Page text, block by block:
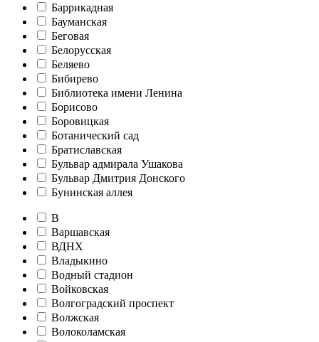
Баррикадная
Бауманская
Беговая
Белорусская
Беляево
Бибирево
Библиотека имени Ленина
Борисово
Боровицкая
Ботанический сад
Братиславская
Бульвар адмирала Ушакова
Бульвар Дмитрия Донского
Бунинская аллея
В
Варшавская
ВДНХ
Владыкино
Водный стадион
Войковская
Волгоградский проспект
Волжская
Волоколамская